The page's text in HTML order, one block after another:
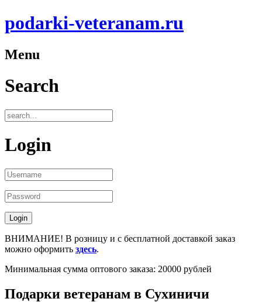
podarki-veteranam.ru
Menu
Search
Login
ВНИМАНИЕ! В розницу и с бесплатной доставкой заказ
можно оформить здесь.
Минимальная сумма оптового заказа: 20000 рублей
Подарки ветеранам в Сухиничи